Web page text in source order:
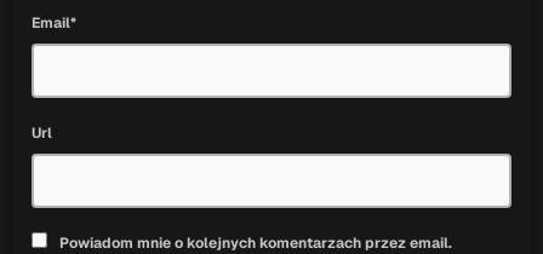
Email*
Url
Powiadom mnie o kolejnych komentarzach przez email.